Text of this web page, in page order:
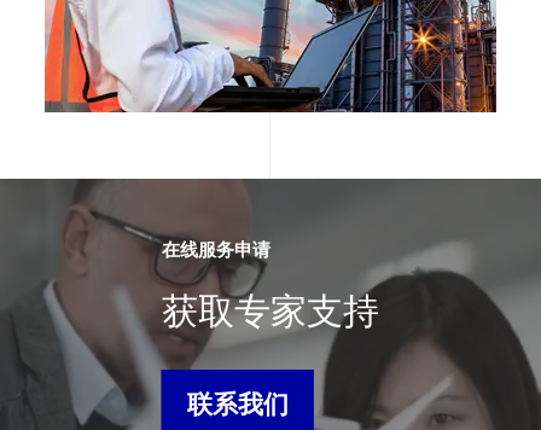
在线服务申请
获取专家支持
联系我们